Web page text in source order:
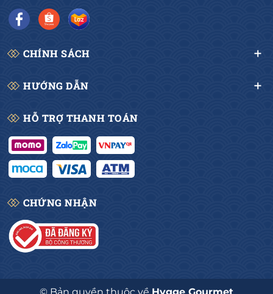
CHÍNH SÁCH
HƯỚNG DẪN
HỖ TRỢ THANH TOÁN
CHỨNG NHẬN